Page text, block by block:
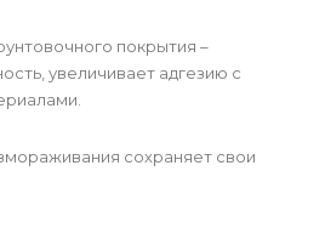
покрытия –
увеличивает адгезию с
сохраняет свои